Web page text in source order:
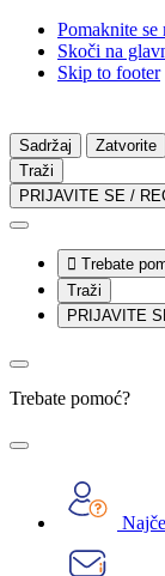
Pomaknite se
Skoči na
Skip to footer
Sadržaj
Zatvorite
Traži
PRIJAVITE SE /
 Trebate
Traži
PRIJAVITE
Trebate pomoć?